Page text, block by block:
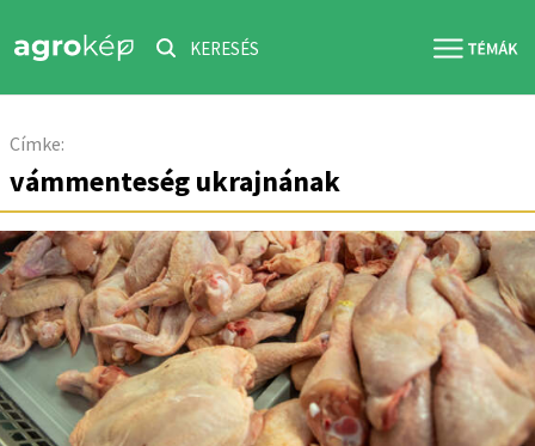
KERESÉS
Címke:
vámmenteség ukrajnának